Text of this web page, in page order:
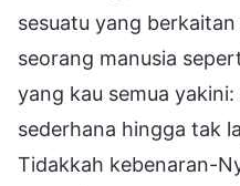
sesuatu yang
seorang manusia
yang kau semua
sederhana hingga tak
Tidakkah kebenaran-